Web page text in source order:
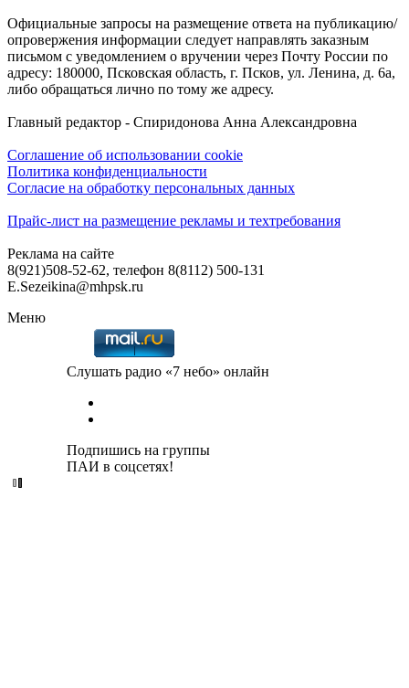
Официальные запросы на размещение ответа на публикацию/
опровержения информации следует направлять заказным
письмом с уведомлением о вручении через Почту России по
адресу: 180000, Псковская область, г. Псков, ул. Ленина, д. 6а,
либо обращаться лично по тому же адресу.
Главный редактор - Спиридонова Анна Александровна
Соглашение об использовании cookie
Политика конфиденциальности
Согласие на обработку персональных данных
Прайс-лист на размещение рекламы и техтребования
Реклама на сайте
8(921)508-52-62, телефон 8(8112) 500-131
E.Sezeikina@mhpsk.ru
Меню
Слушать радио «7 небо» онлайн
Подпишись на группы
ПАИ в соцсетях!